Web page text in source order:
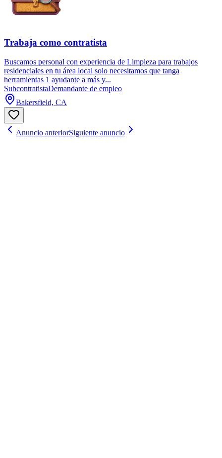
Trabaja como contratista
Buscamos personal con experiencia de Limpieza para trabajos
residenciales en tu área local solo necesitamos que tanga
herramientas 1 ayudante a más y...
SubcontratistaDemandante de empleo
Bakersfield, CA
Anuncio anteriorSiguiente anuncio